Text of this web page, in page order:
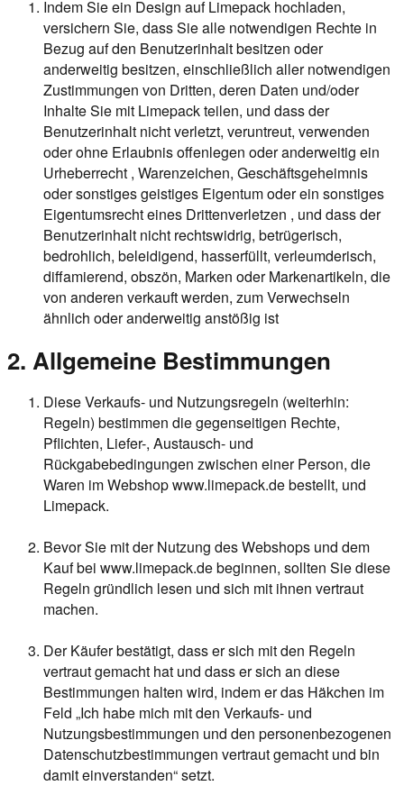
Indem Sie ein Design auf Limepack hochladen,
versichern Sie, dass Sie alle notwendigen Rechte in
Bezug auf den Benutzerinhalt besitzen oder
anderweitig besitzen, einschließlich aller notwendigen
Zustimmungen von Dritten, deren Daten und/oder
Inhalte Sie mit Limepack teilen, und dass der
Benutzerinhalt nicht verletzt, veruntreut, verwenden
oder ohne Erlaubnis offenlegen oder anderweitig ein
Urheberrecht , Warenzeichen, Geschäftsgeheimnis
oder sonstiges geistiges Eigentum oder ein sonstiges
Eigentumsrecht eines Drittenverletzen , und dass der
Benutzerinhalt nicht rechtswidrig, betrügerisch,
bedrohlich, beleidigend, hasserfüllt, verleumderisch,
diffamierend, obszön, Marken oder Markenartikeln, die
von anderen verkauft werden, zum Verwechseln
ähnlich oder anderweitig anstößig ist
2. Allgemeine Bestimmungen
Diese Verkaufs- und Nutzungsregeln (weiterhin:
Regeln) bestimmen die gegenseitigen Rechte,
Pflichten, Liefer-, Austausch- und
Rückgabebedingungen zwischen einer Person, die
Waren im Webshop www.limepack.de bestellt, und
Limepack.
Bevor Sie mit der Nutzung des Webshops und dem
Kauf bei www.limepack.de beginnen, sollten Sie diese
Regeln gründlich lesen und sich mit ihnen vertraut
machen.
Der Käufer bestätigt, dass er sich mit den Regeln
vertraut gemacht hat und dass er sich an diese
Bestimmungen halten wird, indem er das Häkchen im
Feld „Ich habe mich mit den Verkaufs- und
Nutzungsbestimmungen und den personenbezogenen
Datenschutzbestimmungen vertraut gemacht und bin
damit einverstanden“ setzt.